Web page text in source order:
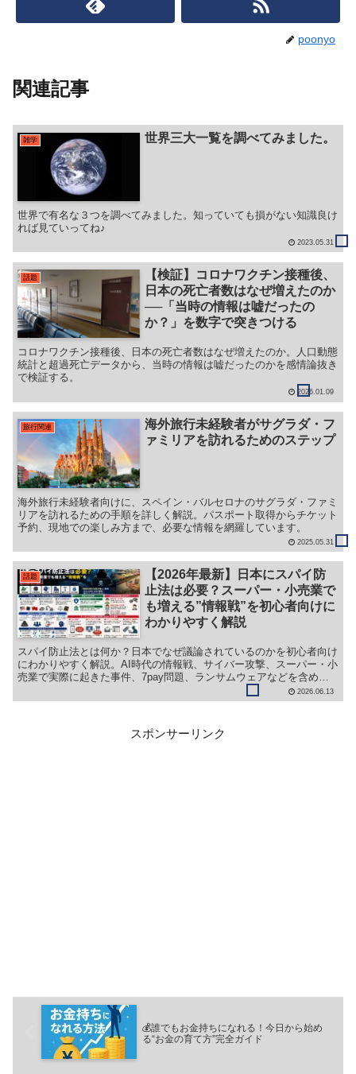
poonyo
関連記事
雑学 世界三大一覧を調べてみました。
世界で有名な３つを調べてみました。知っていても損がない知識良け
れば見ていってね♪
2023.05.31
話題
【検証】コロナワクチン接種後、
日本の死亡者数はなぜ増えたのか
──「当時の情報は嘘だったの
か？」を数字で突きつける
コロナワクチン接種後、日本の死亡者数はなぜ増えたのか。人口動態
統計と超過死亡データから、当時の情報は嘘だったのかを感情論抜き
で検証する。
2026.01.09
旅行関連
海外旅行未経験者がサグラダ・フ
ァミリアを訪れるためのステップ
海外旅行未経験者向けに、スペイン・バルセロナのサグラダ・ファミ
リアを訪れるための手順を詳しく解説。パスポート取得からチケット
予約、現地での楽しみ方まで、必要な情報を網羅しています。
2025.05.31
話題
【2026年最新】日本にスパイ防
止法は必要？スーパー・小売業で
も増える”情報戦”を初心者向けに
わかりやすく解説
スパイ防止法とは何か？日本でなぜ議論されているのかを初心者向け
にわかりやすく解説。AI時代の情報戦、サイバー攻撃、スーパー・小
売業で実際に起きた事件、7pay問題、ランサムウェアなどを含めて
2026.06.13
スポンサーリンク
💰誰でもお金持ちになれる！今日から始め
る“お金の育て方”完全ガイド